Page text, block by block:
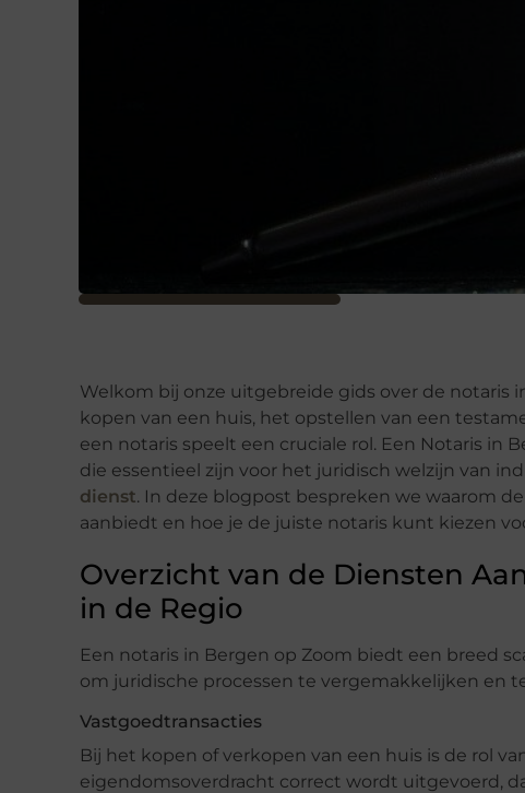
Welkom bij onze uitgebreide gids over de notaris
kopen van een huis, het opstellen van een
een notaris speelt een cruciale rol. Een Notaris in
die essentieel zijn voor het juridisch welzijn van
dienst. In deze blogpost bespreken we waarom
aanbiedt en hoe je de juiste notaris kunt kiezen
Overzicht van de Diensten
in de Regio
Een notaris in Bergen op Zoom biedt een breed
om juridische processen te vergemakkelijken en
Vastgoedtransacties
Bij het kopen of verkopen van een huis is de rol
eigendomsoverdracht correct wordt uitgevoerd,